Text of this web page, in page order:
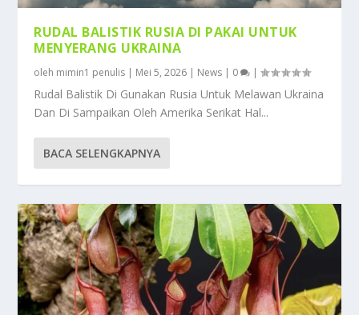
RUDAL BALISTIK RUSIA DI PAKAI UNTUK
MENYERANG UKRAINA
oleh mimin1 penulis Mei 5, 2026 News 0 |
Rudal Balistik Di Gunakan Rusia Untuk Melawan Ukraina
Dan Di Sampaikan Oleh Amerika Serikat Hal...
BACA SELENGKAPNYA